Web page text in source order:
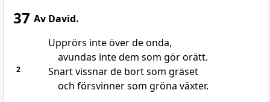
37 Av David.
Upprörs inte över de onda,
avundas inte dem som gör orätt.
2
Snart vissnar de bort som gräset
och försvinner som gröna växter.